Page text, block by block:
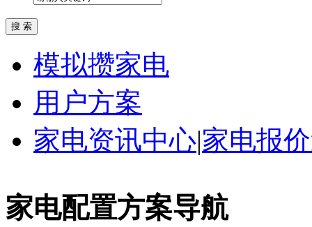
模拟攒家电
用户方案
家电资讯中心|家电报
家电配置方案导航